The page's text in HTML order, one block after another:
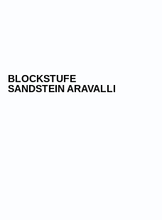
BLOCKSTUFE
SANDSTEIN ARAVALLI